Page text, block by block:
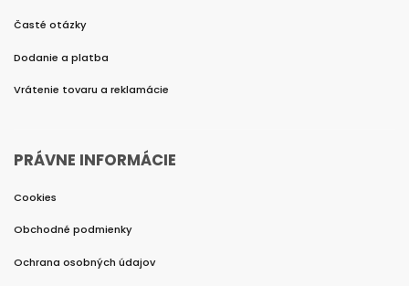
Časté otázky
Dodanie a platba
Vrátenie tovaru a reklamácie
PRÁVNE INFORMÁCIE
Cookies
Obchodné podmienky
Ochrana osobných údajov